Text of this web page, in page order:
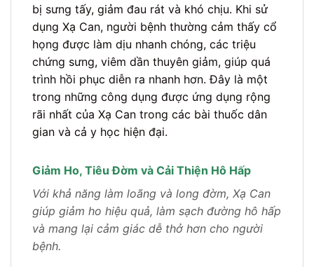
bị sưng tấy, giảm đau rát và khó chịu. Khi sử
dụng Xạ Can, người bệnh thường cảm thấy cổ
họng được làm dịu nhanh chóng, các triệu
chứng sưng, viêm dần thuyên giảm, giúp quá
trình hồi phục diễn ra nhanh hơn. Đây là một
trong những công dụng được ứng dụng rộng
rãi nhất của Xạ Can trong các bài thuốc dân
gian và cả y học hiện đại.
Giảm Ho, Tiêu Đờm và Cải Thiện Hô Hấp
Với khả năng làm loãng và long đờm, Xạ Can
giúp giảm ho hiệu quả, làm sạch đường hô hấp
và mang lại cảm giác dễ thở hơn cho người
bệnh.